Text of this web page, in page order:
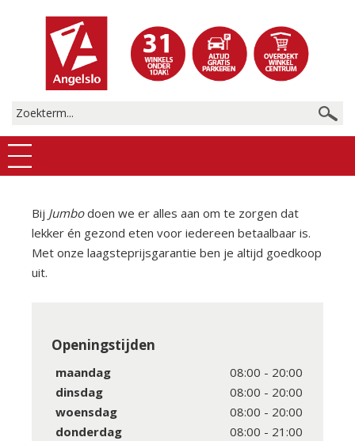
Bij Jumbodoen we er alles aan om te zorgen dat
lekker én gezond eten voor iedereen betaalbaar is.
Met onze laagsteprijsgarantie ben je altijd goedkoop
uit.
Openingstijden
maandag
dinsdag
woensdag
donderdag
08:00 - 20:00
08:00 - 20:00
08:00 - 20:00
08:00 - 21:00